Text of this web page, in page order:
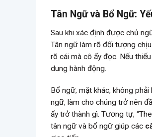
Tân Ngữ và Bổ Ngữ:
Sau khi xác định được chủ
Tân ngữ làm rõ đối tượng
rõ cái mà cô ấy đọc. Nếu
dung hành động.
Bổ ngữ, mặt khác, không
ngữ, làm cho chúng trở nên
ấy trở thành gì. Tương tự,
tân ngữ và bổ ngữ giúp các